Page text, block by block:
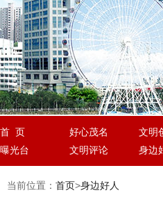
首 页 好心茂名 文明
曝光台
文明评论 身边
当前位置： 首页>身边好人